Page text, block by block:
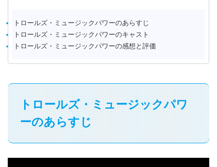
トロールズ・ミュージックパワーのあらすじ
トロールズ・ミュージックパワーのキャスト
トロールズ・ミュージックパワーの感想と評価
トロールズ・ミュージックパワ
ーのあらすじ